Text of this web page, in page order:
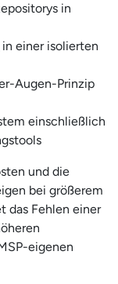
in
einer isolierten
Augen-Prinzip
einschließlich
und die
bei größerem
das Fehlen einer
eigenen